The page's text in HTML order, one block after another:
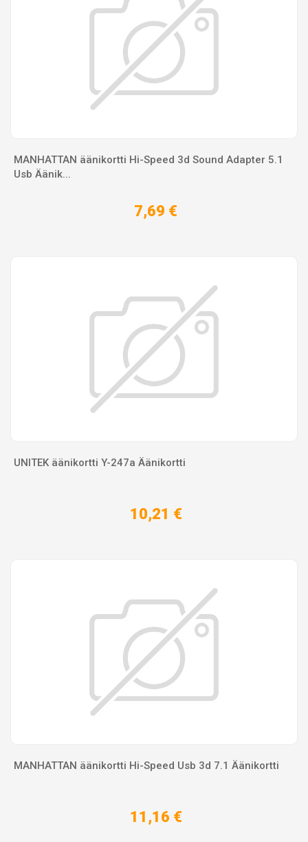
MANHATTAN äänikortti Hi-Speed 3d Sound Adapter 5.1
Usb Äänik...
7,69 €
UNITEK äänikortti Y-247a Äänikortti
10,21 €
MANHATTAN äänikortti Hi-Speed Usb 3d 7.1 Äänikortti
11,16 €